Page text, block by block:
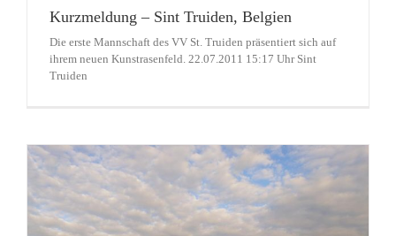
Kurzmeldung – Sint Truiden, Belgien
Die erste Mannschaft des VV St. Truiden präsentiert sich auf
ihrem neuen Kunstrasenfeld. 22.07.2011 15:17 Uhr Sint
Truiden